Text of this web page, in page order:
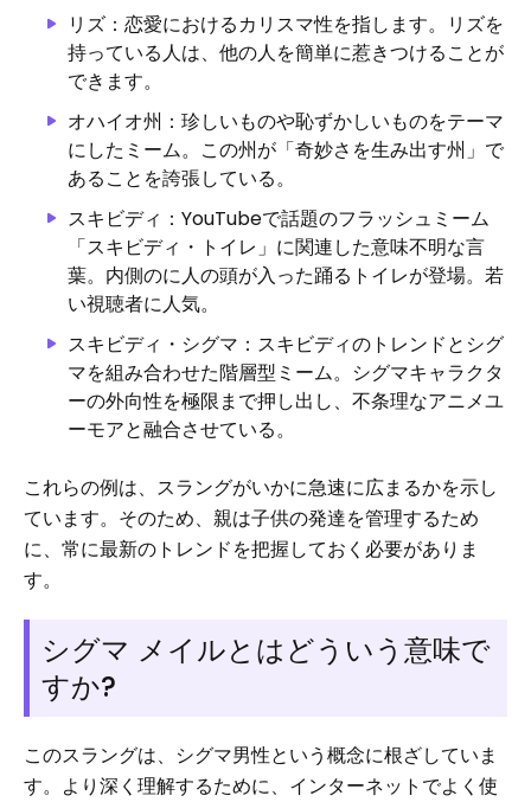
リズ：恋愛におけるカリスマ性を指します。リズを
持っている人は、他の人を簡単に惹きつけることが
できます。
オハイオ州：珍しいものや恥ずかしいものをテーマ
にしたミーム。この州が「奇妙さを生み出す州」で
あることを誇張している。
スキビディ：YouTubeで話題のフラッシュミーム
「スキビディ・トイレ」に関連した意味不明な言
葉。内側のに人の頭が入った踊るトイレが登場。若
い視聴者に人気。
スキビディ・シグマ：スキビディのトレンドとシグ
マを組み合わせた階層型ミーム。シグマキャラクタ
ーの外向性を極限まで押し出し、不条理なアニメユ
ーモアと融合させている。
これらの例は、スラングがいかに急速に広まるかを示し
ています。そのため、親は子供の発達を管理するため
に、常に最新のトレンドを把握しておく必要がありま
す。
シグマ メイルとはどういう意味で
すか?
このスラングは、シグマ男性という概念に根ざしていま
す。より深く理解するために、インターネットでよく使